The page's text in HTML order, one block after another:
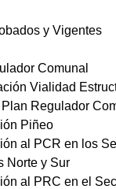
y Vigentes
Comunal
Vialidad
Regulador
Piñeo
al PCR en los
Norte y Sur
al PRC en el